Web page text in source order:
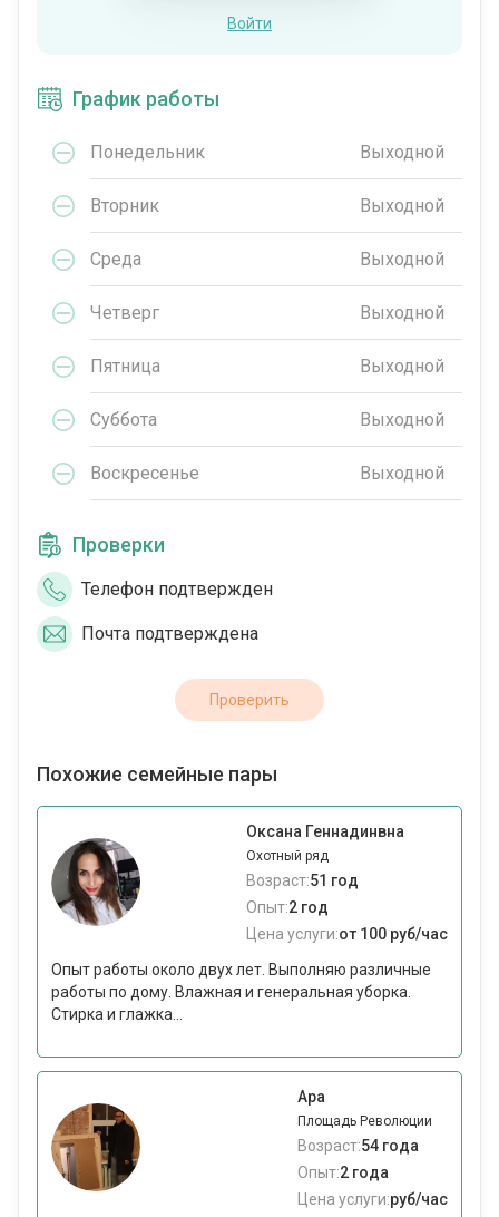
Войти
График работы
Понедельник Выходной
Вторник Выходной
Среда Выходной
Четверг Выходной
Пятница Выходной
Суббота Выходной
Воскресенье Выходной
Проверки
Телефон подтвержден
Почта подтверждена
Проверить
Похожие семейные пары
Оксана Геннадинвна
Охотный ряд
Возраст:51 год
Опыт:2 год
Цена услуги:от 100 руб/час
Опыт работы около двух лет. Выполняю различные
работы по дому. Влажная и генеральная уборка.
Стирка и глажка...
Ара
Площадь Революции
Возраст:54 года
Опыт:2 года
Цена услуги:руб/час